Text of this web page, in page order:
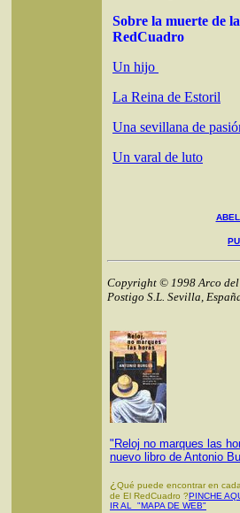
Sobre la muerte de
RedCuadro
Un hijo
La Reina de Estoril
Una sevillana de
Un varal de luto
Copyright © 1998 Arco del
Postigo S.L. Sevilla,
"Reloj no marques las
nuevo libro de Antonio
¿ Qué puede encontrar en
de El RedCuadro ?PINCHE
IR AL "MAPA DE WEB"